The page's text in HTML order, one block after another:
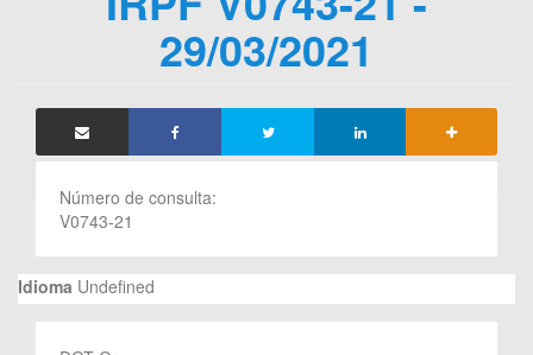
29/03/2021
Número de consulta:
V0743-21
Idioma Undefined